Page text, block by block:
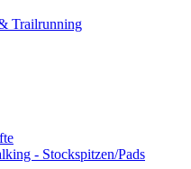
Trailrunning
- Stockspitzen/Pads